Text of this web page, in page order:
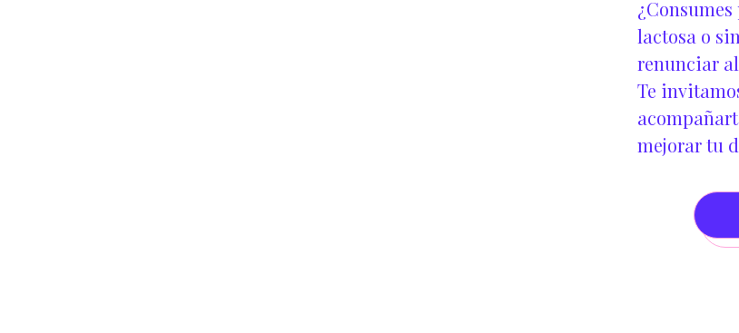
lactosa o
renunciar
Te
mejorar tu